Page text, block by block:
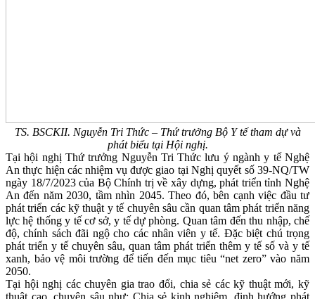
TS. BSCKII. Nguyễn Tri Thức – Thứ trưởng Bộ Y tế tham dự và
phát biểu tại Hội nghị.
Tại hội nghị Thứ trưởng Nguyễn Tri Thức lưu ý ngành y tế Nghệ
An thực hiện các nhiệm vụ được giao tại Nghị quyết số 39-NQ/TW
ngày 18/7/2023 của Bộ Chính trị về xây dựng, phát triển tỉnh Nghệ
An đến năm 2030, tầm nhìn 2045. Theo đó, bên cạnh việc đầu tư
phát triển các kỹ thuật y tế chuyên sâu cần quan tâm phát triển năng
lực hệ thống y tế cơ sở, y tế dự phòng. Quan tâm đến thu nhập, chế
độ, chính sách đãi ngộ cho các nhân viên y tế. Đặc biệt chú trọng
phát triển y tế chuyên sâu, quan tâm phát triển thêm y tế số và y tế
xanh, bảo vệ môi trường để tiến đến mục tiêu “net zero” vào năm
2050.
Tại hội nghị các chuyên gia trao đổi, chia sẻ các kỹ thuật mới, kỹ
thuật cao, chuyên sâu như: Chia sẻ kinh nghiệm, định hướng phát